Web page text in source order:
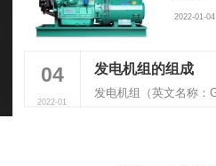
2022-01-04
04
2022-01
发电机组的组成